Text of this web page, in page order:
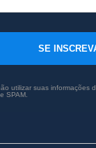
SE
utilizar suas informações
SPAM.